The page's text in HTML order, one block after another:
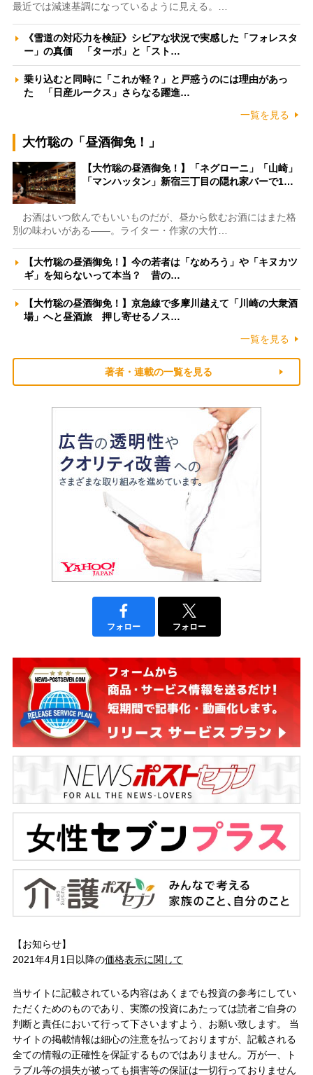
最近では減速基調になっているように見える。…
《雪道の対応力を検証》シビアな状況で実感した「フォレスタ
ー」の真価 「ターボ」と「スト…
乗り込むと同時に「これが軽？」と戸惑うのには理由があっ
た 「日産ルークス」さらなる躍進…
一覧を見る
大竹聡の「昼酒御免！」
【大竹聡の昼酒御免！】「ネグローニ」「山崎」
「マンハッタン」新宿三丁目の隠れ家バーで1…
お酒はいつ飲んでもいいものだが、昼から飲むお酒にはまた格
別の味わいがある――。ライター・作家の大竹…
【大竹聡の昼酒御免！】今の若者は「なめろう」や「キヌカツ
ギ」を知らないって本当？ 昔の…
【大竹聡の昼酒御免！】京急線で多摩川越えて「川崎の大衆酒
場」へと昼酒旅 押し寄せるノス…
一覧を見る
著者・連載の一覧を見る
フォロー フォロー
【お知らせ】
2021年4月1日以降の価格表示に関して
当サイトに記載されている内容はあくまでも投資の参考にしてい
ただくためのものであり、実際の投資にあたっては読者ご自身の
判断と責任において行って下さいますよう、お願い致します。 当
サイトの掲載情報は細心の注意を払っておりますが、記載される
全ての情報の正確性を保証するものではありません。万が一、ト
ラブル等の損失が被っても損害等の保証は一切行っておりません